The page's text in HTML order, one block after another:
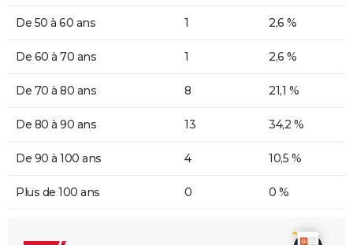
De 50 à 60 ans 1 2,6 %
De 60 à 70 ans 1 2,6 %
De 70 à 80 ans 8 21,1 %
De 80 à 90 ans 13 34,2 %
De 90 à 100 ans 4 10,5 %
Plus de 100 ans 0 0 %